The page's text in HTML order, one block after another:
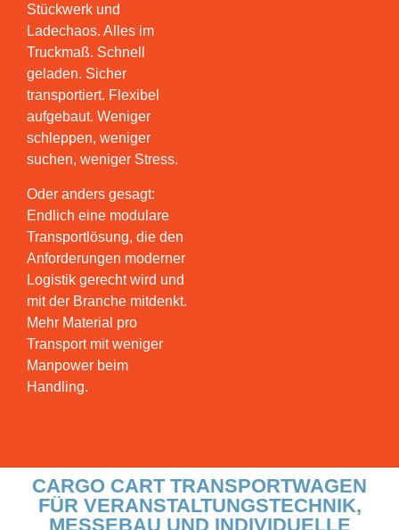
Stückwerk und
Ladechaos. Alles im
Truckmaß. Schnell
geladen. Sicher
transportiert. Flexibel
aufgebaut. Weniger
schleppen, weniger
suchen, weniger Stress.
Oder anders gesagt:
Endlich eine modulare
Transportlösung, die den
Anforderungen moderner
Logistik gerecht wird und
mit der Branche mitdenkt.
Mehr Material pro
Transport mit weniger
Manpower beim
Handling.
CARGO CART TRANSPORTWAGEN
FÜR VERANSTALTUNGSTECHNIK,
MESSEBAU UND INDIVIDUELLE
Touring,
Festivals
denen
Tempo
und
Präzision
zählen.
unter
Zeitdruck
nicht
nach